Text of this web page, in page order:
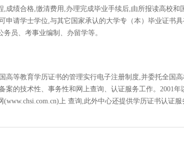
,成绩合格,缴清费用,办理完成毕业手续后,由所报读高校和
申请学士学位,与其它国家承认的大学专（本）毕业证书
员、考事业编制、办留学等。
高等教育学历证书的管理实行电子注册制度,并委托全国
案的技术性、事务性和网上查询、认证服务工作。2001
上 查询,此外中心还提供学历证书认证